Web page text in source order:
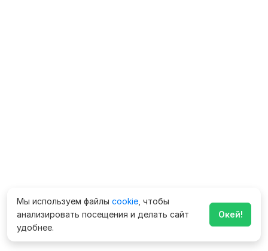
Мы используем файлы cookie , чтобы
анализировать посещения и делать сайт
удобнее.
Окей!